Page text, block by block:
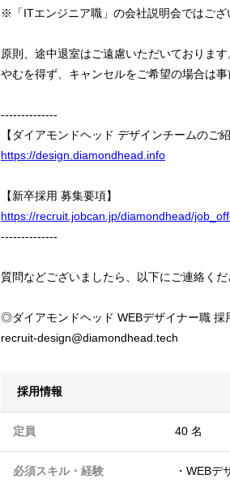
※「ITエンジニア職」の会社説明会ではござ
原則、途中退室はご遠慮いただいております
やむを得ず、キャンセルをご希望の場合は事
--------------
【ダイアモンドヘッド デザインチームのご紹
https://design.diamondhead.info
【新卒採用 募集要項】
https://recruit.jobcan.jp/diamondhead/
--------------
質問などございましたら、以下にご連絡くだ
◎ダイアモンドヘッド WEBデザイナー職 採
recruit-design@diamondhead.tech
採用情報
定員 40 名
必須スキル・経験 ・WEBデ